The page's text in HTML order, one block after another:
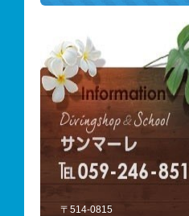
〒514-0815